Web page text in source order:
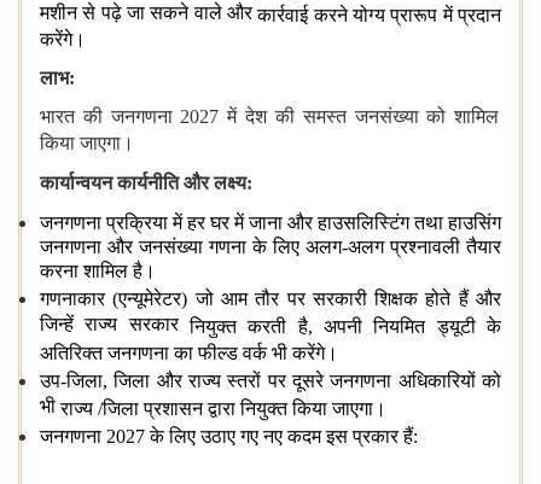
मशीन से पढ़े जा सकने वाले और कार्रवाई करने योग्‍य प्रारूप में प्रदान
करेंगे।
लाभ:
भारत की जनगणना 2027 में देश की समस्‍त जनसंख्‍या को शामिल
किया जाएगा।
कार्यान्‍वयन कार्यनीति और लक्ष्य:
जनगणना प्रक्रिया में हर घर में जाना और हाउसलिस्टिंग तथा हाउसिंग
जनगणना और जनसंख्या गणना के लिए अलग-अलग प्रश्नावली तैयार
करना शामिल है।
गणनाकार (एन्यूमेरेटर) जो आम तौर पर सरकारी शिक्षक होते हैं और
जिन्हें राज्य सरकार नियुक्‍त करती है, अपनी नियमित ड्यूटी के
अतिरिक्‍त जनगणना का फील्ड वर्क भी करेंगे।
उप-जिला, जिला और राज्‍य स्‍तरों पर दूसरे जनगणना अधिकारियों को
भी राज्‍य /जिला प्रशासन द्वारा नियुक्‍त किया जाएगा।
जनगणना 2027 के लिए उठाए गए नए कदम इस प्रकार हैं: